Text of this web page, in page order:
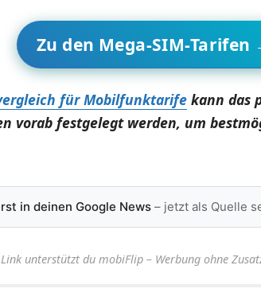
Zu den Mega-SIM-Tarifen
für Mobilfunktarifekann das
vorab festgelegt werden, um
in deinen Google News– jetzt als Quelle
unterstützt du mobiFlip – Werbung ohne